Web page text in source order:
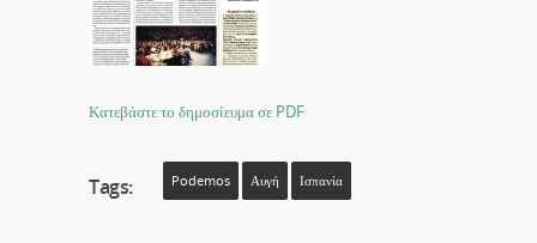
Κατεβάστε το δημοσίευμα σε PDF
Tags: Podemos Αυγή Ισπανία